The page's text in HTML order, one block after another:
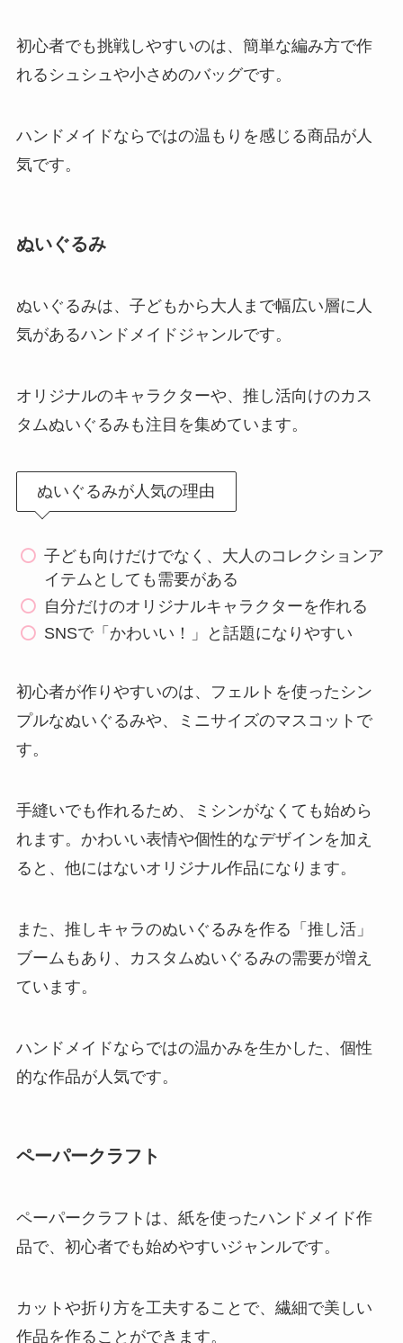
初心者でも挑戦しやすいのは、簡単な編み方で作
れるシュシュや小さめのバッグです。
ハンドメイドならではの温もりを感じる商品が人
気です。
ぬいぐるみ
ぬいぐるみは、子どもから大人まで幅広い層に人
気があるハンドメイドジャンルです。
オリジナルのキャラクターや、推し活向けのカス
タムぬいぐるみも注目を集めています。
ぬいぐるみが人気の理由
子ども向けだけでなく、大人のコレクションア
イテムとしても需要がある
自分だけのオリジナルキャラクターを作れる
SNSで「かわいい！」と話題になりやすい
初心者が作りやすいのは、フェルトを使ったシン
プルなぬいぐるみや、ミニサイズのマスコットで
す。
手縫いでも作れるため、ミシンがなくても始めら
れます。かわいい表情や個性的なデザインを加え
ると、他にはないオリジナル作品になります。
また、推しキャラのぬいぐるみを作る「推し活」
ブームもあり、カスタムぬいぐるみの需要が増え
ています。
ハンドメイドならではの温かみを生かした、個性
的な作品が人気です。
ペーパークラフト
ペーパークラフトは、紙を使ったハンドメイド作
品で、初心者でも始めやすいジャンルです。
カットや折り方を工夫することで、繊細で美しい
作品を作ることができます。